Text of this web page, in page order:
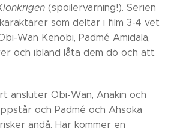
(spoilervarning!). Serien
karaktärer som deltar i film 3-4 vet
Wan Kenobi, Padmé Amidala,
och ibland låta dem dö och att
ansluter Obi-Wan, Anakin och
och Padmé och Ahsoka
ändå. Här kommer en